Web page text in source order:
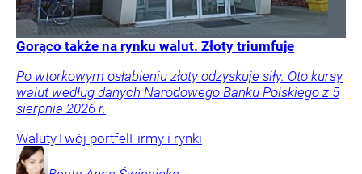
Gorąco także na rynku walut. Złoty triumfuje
Po wtorkowym osłabieniu złoty odzyskuje siły. Oto kursy
walut według danych Narodowego Banku Polskiego z 5
sierpnia 2026 r.
WalutyTwój portfel Firmy i rynki